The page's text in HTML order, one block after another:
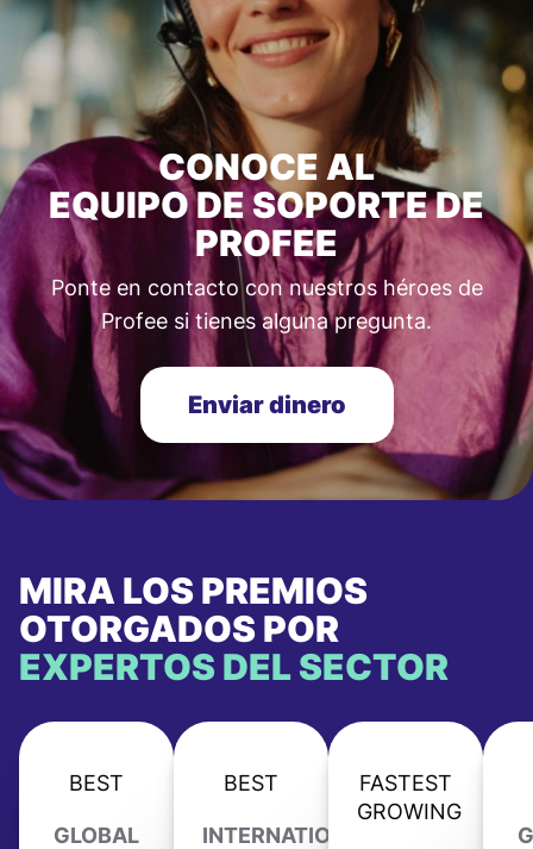
CONOCE AL
EQUIPO DE SOPORTE DE
PROFEE
Ponte en contacto con nuestros héroes de
Profee si tienes alguna pregunta.
Enviar dinero
MIRA LOS PREMIOS
OTORGADOS POR
EXPERTOS DEL SECTOR
BEST
GLOBAL
BEST
INTERNATIONAL
FASTEST
GROWING